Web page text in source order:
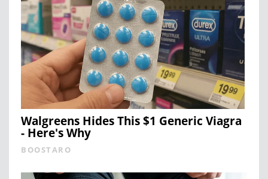
Walgreens Hides This $1 Generic Viagra
- Here's Why
BOOSTARO